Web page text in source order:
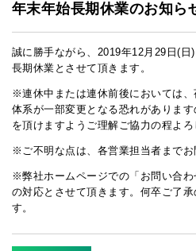
コル
について
リサ
クル
箱物
機能
品質
環境方
採用
報
シー
年末年始長期休業のお知ら
誠に勝手ながら、2019年12月29日(
長期休業とさせて頂きます。
※連休中または連休前後においては
体系が一部変更となる恐れがありま
を頂けますようご理解ご協力の程よろ
※ご不明な点は、各営業担当者までお
※弊社ホームページでの「お問い合
の対応とさせて頂きます。何卒ご了
す。